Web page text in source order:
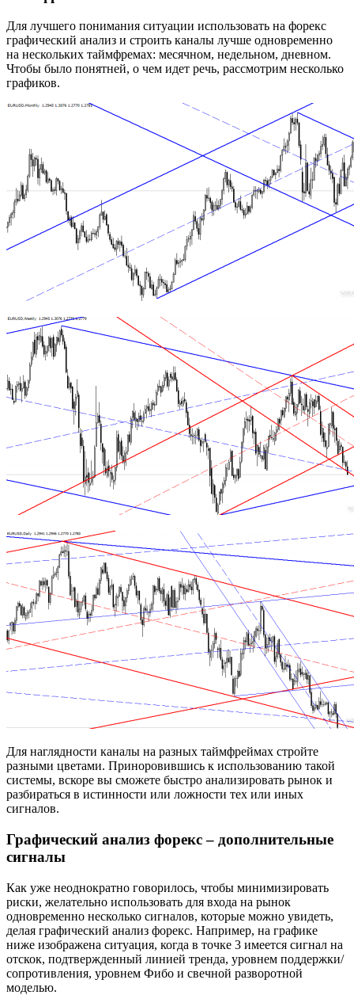
Для лучшего понимания ситуации использовать на форекс
графический анализ и строить каналы лучше одновременно
на нескольких таймфремах: месячном, недельном, дневном.
Чтобы было понятней, о чем идет речь, рассмотрим несколько
графиков.
Для наглядности каналы на разных таймфреймах стройте
разными цветами. Приноровившись к использованию такой
системы, вскоре вы сможете быстро анализировать рынок и
разбираться в истинности или ложности тех или иных
сигналов.
Графический анализ форекс – дополнительные
сигналы
Как уже неоднократно говорилось, чтобы минимизировать
риски, желательно использовать для входа на рынок
одновременно несколько сигналов, которые можно увидеть,
делая графический анализ форекс. Например, на графике
ниже изображена ситуация, когда в точке 3 имеется сигнал на
отскок, подтвержденный линией тренда, уровнем поддержки/
сопротивления, уровнем Фибо и свечной разворотной
моделью.